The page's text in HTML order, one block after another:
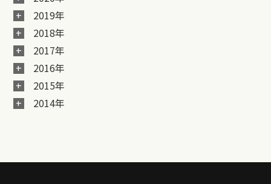
2019年
2018年
2017年
2016年
2015年
2014年